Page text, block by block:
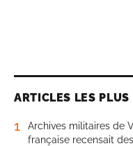
ARTICLES LES PLUS
1
Archives militaires de
française recensait